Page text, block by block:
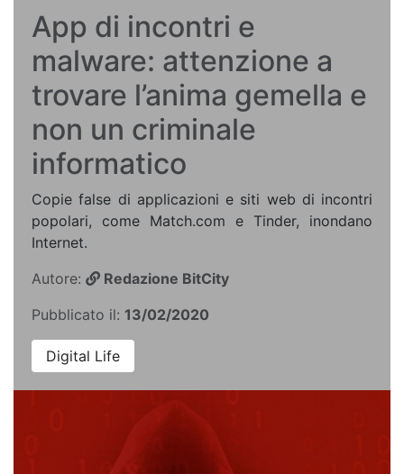
App di incontri e
malware: attenzione a
trovare l’anima gemella e
non un criminale
informatico
Copie false di applicazioni e siti web di incontri
popolari, come Match.com e Tinder, inondano
Internet.
Autore:
Redazione BitCity
Pubblicato il: 13/02/2020
Digital Life